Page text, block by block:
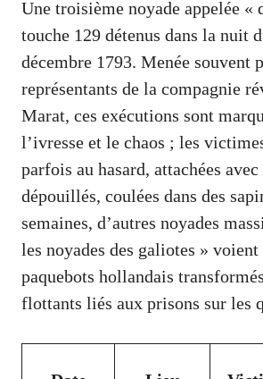
Une troisième noyade appelée «
touche 129 détenus dans la nuit
décembre 1793. Menée souvent
représentants de la compagnie
Marat, ces exécutions sont
l’ivresse et le chaos ; les
parfois au hasard, attachées
dépouillés, coulées dans des
semaines, d’autres noyades
les noyades des galiotes »
paquebots hollandais
flottants liés aux prisons sur les